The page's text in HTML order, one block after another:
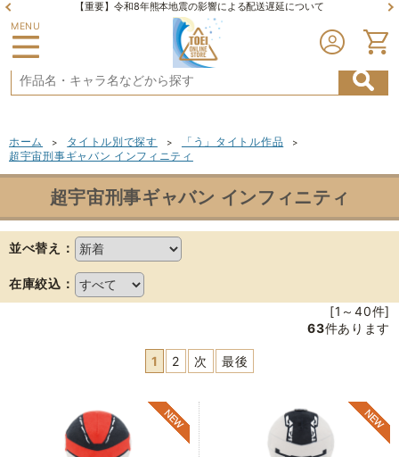
【重要】令和8年熊本地震の影響による配送遅延について
MENU
ホーム > タイトル別で探す > 「う」タイトル作品 >
超宇宙刑事ギャバン インフィニティ
超宇宙刑事ギャバン インフィニティ
並べ替え：
在庫絞込：
[1～40件]
63件あります
1 2 次 最後